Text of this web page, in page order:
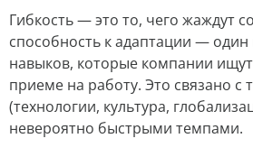
Гибкость — это то, чего жаждут
способность к адаптации — один
навыков, которые компании
приеме на работу. Это связано с
(технологии, культура,
невероятно быстрыми темпами.